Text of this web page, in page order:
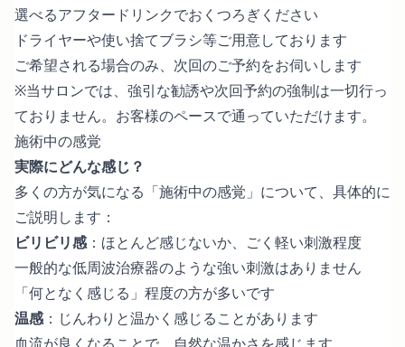
選べるアフタードリンクでおくつろぎください
ドライヤーや使い捨てブラシ等ご用意しております
ご希望される場合のみ、次回のご予約をお伺いします
※当サロンでは、強引な勧誘や次回予約の強制は一切行っ
ておりません。お客様のペースで通っていただけます。
施術中の感覚
実際にどんな感じ？
多くの方が気になる「施術中の感覚」について、具体的に
ご説明します：
ビリビリ感：ほとんど感じないか、ごく軽い刺激程度
一般的な低周波治療器のような強い刺激はありません
「何となく感じる」程度の方が多いです
温感：じんわりと温かく感じることがあります